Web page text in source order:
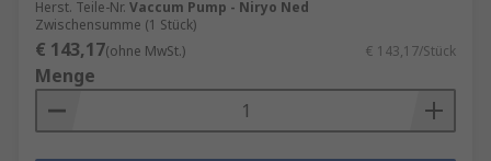
Herst. Teile-Nr. Vaccum Pump - Niryo Ned
Zwischensumme (1 Stück)
€ 143,17(ohne MwSt.) € 143,17/Stück
Menge